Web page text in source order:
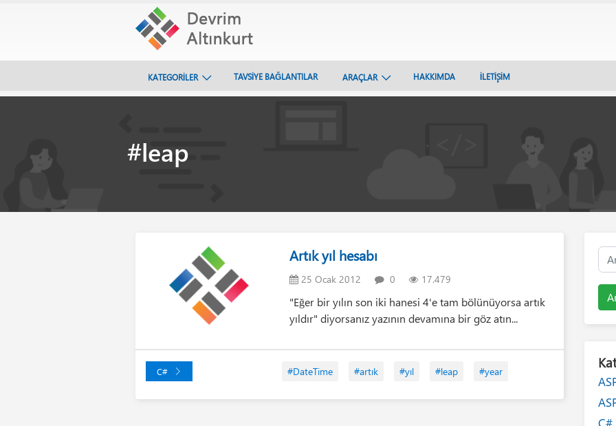
KATEGORİLER TAVSİYE BAĞLANTILAR ARAÇLAR HAKKIMDA İLETİŞİM
#leap
Artık yıl hesabı
25 Ocak 2012 0 17.479
"Eğer bir yılın son iki hanesi 4'e tam bölünüyorsa artık
yıldır" diyorsanız yazının devamına bir göz atın...
C# #DateTime #artık #yıl #leap #year
C#